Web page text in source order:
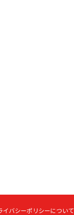
イバシーポリシーについて